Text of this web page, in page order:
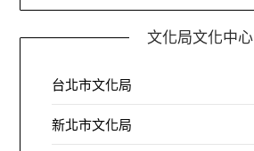
文化局文化中心
台北市文化局
新北市文化局